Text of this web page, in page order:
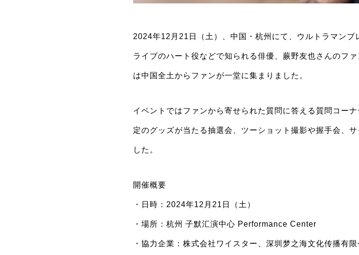
2024年12月21日（土）、中国・杭州にて、ウルトラマンブ
ライブのハート役などで知られる俳優、蕨野友也さんのフ
は中国全土からファンが一堂に集まりました。
イベントではファンから寄せられた質問に答える質問コー
定のグッズが当たる抽選会、ツーショット撮影や握手会、
した。
開催概要
・日時：2024年12月21日（土）
・場所：杭州 子默汇演中心 Performance Center
・協力企業：株式会社ワイスター、深圳梦之海文化传播有